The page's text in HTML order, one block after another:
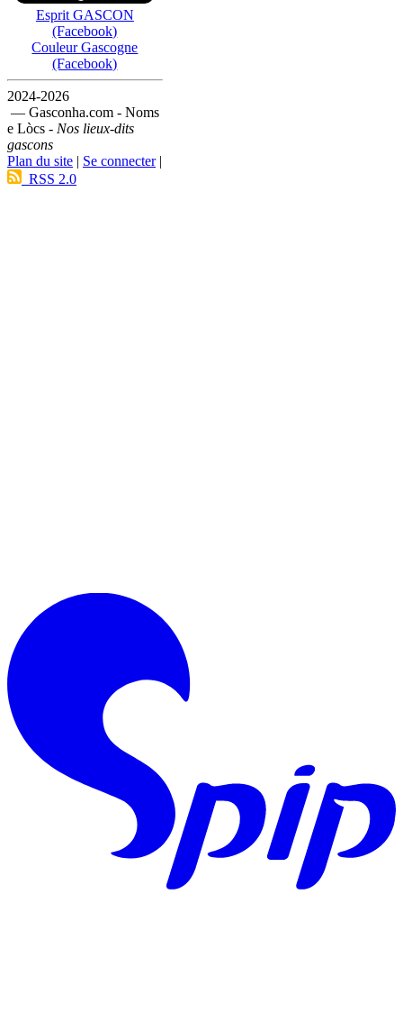
Esprit GASCON
(Facebook)
Couleur Gascogne
(Facebook)
2024-2026
— Gasconha.com - Noms
e Lòcs - Nos lieux-dits
gascons
Plan du site | Se connecter|
RSS 2.0